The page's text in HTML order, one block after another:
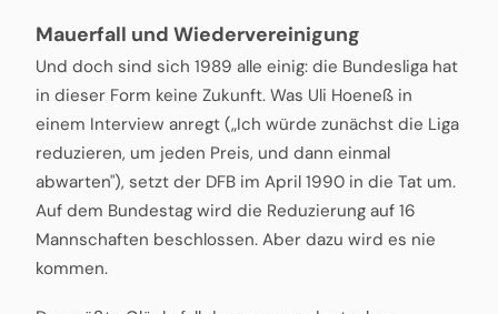
Mauerfall und Wiedervereinigung
Und doch sind sich 1989 alle einig: die Bundesliga hat
in dieser Form keine Zukunft. Was Uli Hoeneß in
einem Interview anregt („Ich würde zunächst die Liga
reduzieren, um jeden Preis, und dann einmal
abwarten"), setzt der DFB im April 1990 in die Tat um.
Auf dem Bundestag wird die Reduzierung auf 16
Mannschaften beschlossen. Aber dazu wird es nie
kommen.